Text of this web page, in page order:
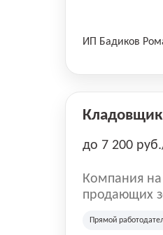
ИП Бадиков
Кладовщик
до 7 200
Компания
продающих
Прямой